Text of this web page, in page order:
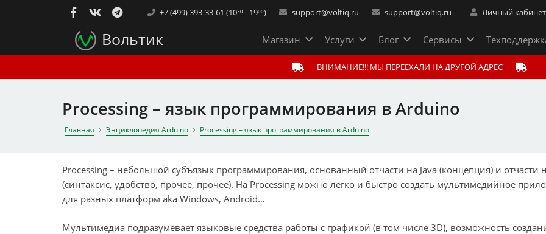
+7 (499) 393-33-61 (10³⁰ - 19⁰⁰) support@voltiq.ru support@voltiq.ru Личный кабинет
Вольтик Магазин Услуги Блог Сервисы
ВНИМАНИЕ!!! МЫ ПЕРЕЕХАЛИ НА ДРУГОЙ АДРЕС
Processing – язык программирования в Arduino
Главная Энциклопедия Arduino Processing – язык программирования в Arduino
Processing – небольшой субъязык программирования, основанный отчасти на Java (концепция) и отчасти
(синтаксис, удобство, прочее, прочее). На Processing можно легко и быстро создать мультимедийное
для разных платформ aka Windows, Android…
Мультимедиа подразумевает языковые средства работы с графикой (в том числе 3D), возможность